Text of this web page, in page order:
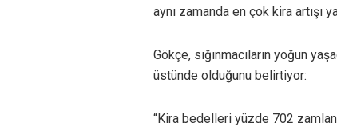
aynı zamanda en çok kira artışı
Gökçe, sığınmacıların yoğun
üstünde olduğunu belirtiyor:
“Kira bedelleri yüzde 702